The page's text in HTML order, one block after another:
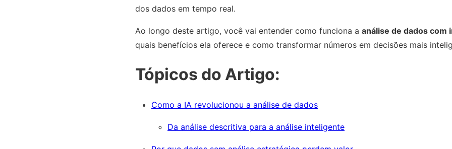
dos dados em tempo real.
Ao longo deste artigo, você vai entender como funciona a análise de dados com
quais benefícios ela oferece e como transformar números em decisões mais
Tópicos do Artigo:
Como a IA revolucionou a análise de dados
Da análise descritiva para a análise inteligente